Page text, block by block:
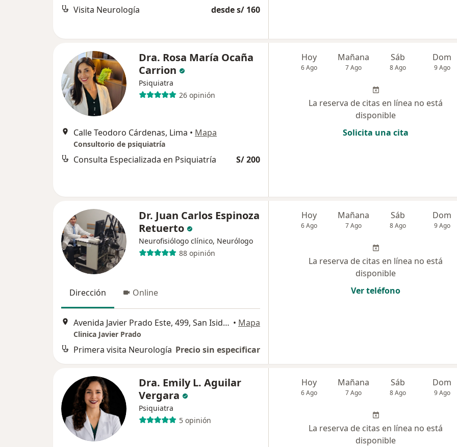
Visita Neurología desde s/ 160
Dra. Rosa María Ocaña
Carrion
Psiquiatra
26 opinión
Calle Teodoro Cárdenas, Lima • Mapa
Consultorio de psiquiatría
Consulta Especializada en Psiquiatría S/ 200
Hoy
6 Ago
Mañana
7 Ago
Sáb
8 Ago
Dom
9 Ago
La reserva de citas en línea no está
disponible
Solicita una cita
Dr. Juan Carlos Espinoza
Retuerto
Neurofisiólogo clínico, Neurólogo
88 opinión
Dirección Online
Avenida Javier Prado Este, 499, San Isidro • Mapa
Clinica Javier Prado
Primera visita Neurología Precio sin especificar
Hoy
6 Ago
Mañana
7 Ago
Sáb
8 Ago
Dom
9 Ago
La reserva de citas en línea no está
disponible
Ver teléfono
Dra. Emily L. Aguilar
Vergara
Psiquiatra
5 opinión
Hoy
6 Ago
Mañana
7 Ago
Sáb
8 Ago
Dom
9 Ago
La reserva de citas en línea no está
disponible